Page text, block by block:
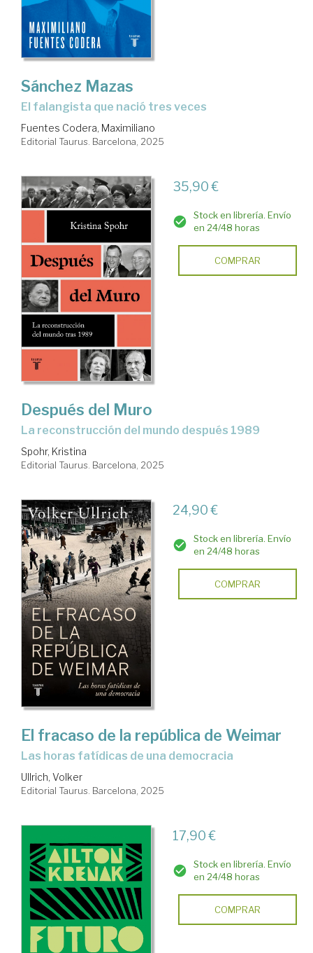
Sánchez Mazas
El falangista que nació tres veces
Fuentes Codera, Maximiliano
Editorial Taurus. Barcelona, 2025
35,90 €
Stock en librería. Envío
en 24/48 horas
COMPRAR
Después del Muro
la reconstrucción del mundo después 1989
Spohr, Kristina
Editorial Taurus. Barcelona, 2025
24,90 €
Stock en librería. Envío
en 24/48 horas
COMPRAR
El fracaso de la república de Weimar
Las horas fatídicas de una democracia
Ullrich, Volker
Editorial Taurus. Barcelona, 2025
17,90 €
Stock en librería. Envío
en 24/48 horas
COMPRAR